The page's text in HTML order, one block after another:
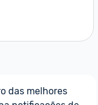
das melhores